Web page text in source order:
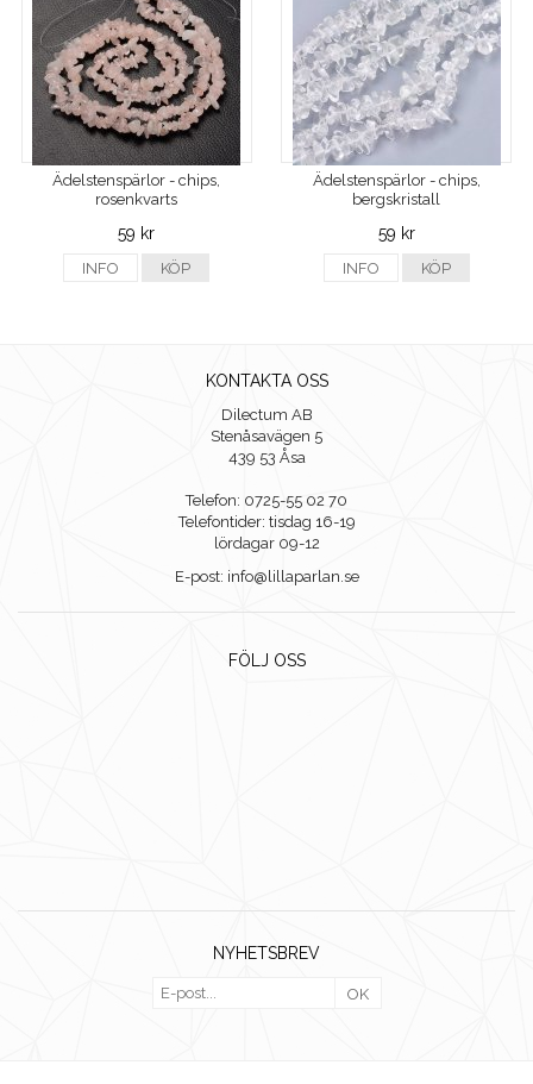
Ädelstenspärlor - chips,
rosenkvarts
59 kr
INFO KÖP
Ädelstenspärlor - chips,
bergskristall
59 kr
INFO KÖP
KONTAKTA OSS
Dilectum AB
Stenåsavägen 5
439 53 Åsa
Telefon: 0725-55 02 70
Telefontider: tisdag 16-19
lördagar 09-12
E-post: info@lillaparlan.se
FÖLJ OSS
NYHETSBREV
OK